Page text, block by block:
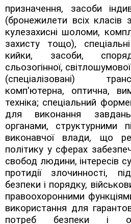
призначення, засоби
(бронежилети всіх класів
кулезахисні шоломи,
захисту тощо),
кийки, засоби,
сльозогінної,
(спеціалізовані)
комп'ютерна, оптична,
техніка; спеціальний
для виконання
органами, структурними
виконавчої влади, що
політику у сферах
свобод людини, інтересів
протидії злочинності,
безпеки і порядку,
правоохоронними
використання для
потреб безпеки і